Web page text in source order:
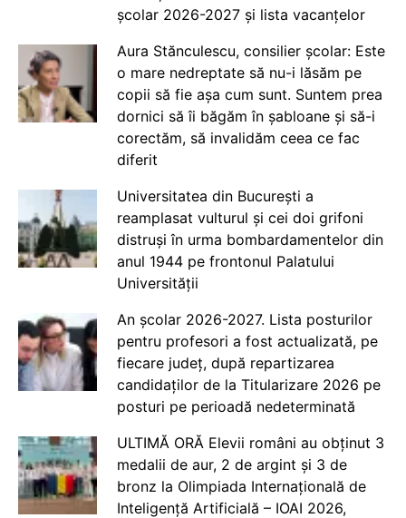
școlar 2026-2027 și lista vacanțelor
Aura Stănculescu, consilier școlar: Este
o mare nedreptate să nu-i lăsăm pe
copii să fie așa cum sunt. Suntem prea
dornici să îi băgăm în șabloane și să-i
corectăm, să invalidăm ceea ce fac
diferit
Universitatea din București a
reamplasat vulturul și cei doi grifoni
distruși în urma bombardamentelor din
anul 1944 pe frontonul Palatului
Universității
An școlar 2026-2027. Lista posturilor
pentru profesori a fost actualizată, pe
fiecare județ, după repartizarea
candidaților de la Titularizare 2026 pe
posturi pe perioadă nedeterminată
ULTIMĂ ORĂ Elevii români au obținut 3
medalii de aur, 2 de argint și 3 de
bronz la Olimpiada Internațională de
Inteligență Artificială – IOAI 2026,